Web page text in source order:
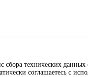
сбора технических
соглашаетесь с